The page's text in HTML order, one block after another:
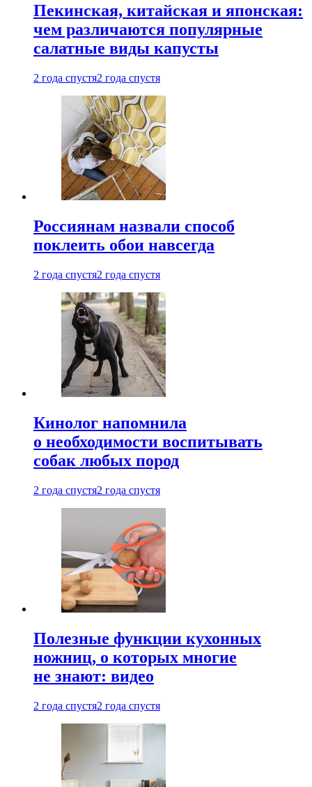
Пекинская, китайская и японская:
чем различаются популярные
салатные виды капусты
2 года спустя2 года спустя
Россиянам назвали способ
поклеить обои навсегда
2 года спустя2 года спустя
Кинолог напомнила
о необходимости воспитывать
собак любых пород
2 года спустя2 года спустя
Полезные функции кухонных
ножниц, о которых многие
не знают: видео
2 года спустя2 года спустя